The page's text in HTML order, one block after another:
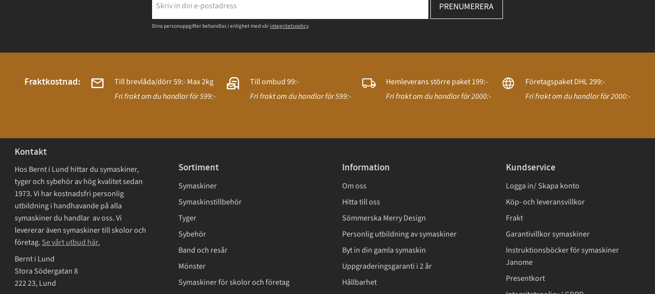
PRENUMERERA
Dina personuppgifter behandlas i enlighet med vår integritetspolicy.
Fraktkostnad:
Till brevlåda/dörr 59:- Max 2kg
Fri frakt om du handlar för 599:-
Till ombud 99:-
Fri frakt om du handlar för 599:-
Hemleverans större paket 199:-
Fri frakt om du handlar för 2000:-
Företagspaket DHL 299:-
Fri frakt om du handlar för 2000:-
Kontakt
Hos Bernt i Lund hittar du symaskiner,
tyger och sybehör av hög kvalitet sedan
1973. Vi har kostnadsfri personlig
utbildning i handhavande på alla
symaskiner du handlar av oss. Vi
levererar även symaskiner till skolor och
företag. Se vårt utbud här.
Bernt i Lund
Stora Södergatan 8
222 23, Lund
Sortiment
Symaskiner
Symaskinstillbehör
Tyger
Sybehör
Band och resår
Mönster
Symaskiner för skolor och företag
Information
Om oss
Hitta till oss
Sömmerska Merry Design
Personlig utbildning av symaskiner
Byt in din gamla symaskin
Uppgraderingsgaranti i 2 år
Hållbarhet
Kundservice
Logga in/ Skapa konto
Köp- och leveransvillkor
Frakt
Garantivillkor symaskiner
Instruktionsböcker för symaskiner
Janome
Presentkort